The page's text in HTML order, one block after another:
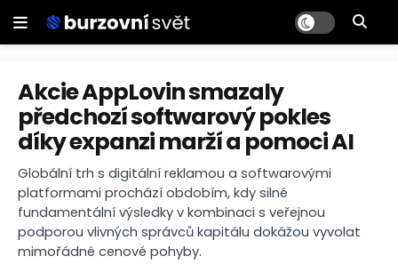
Akcie AppLovin smazaly
předchozí softwarový pokles
díky expanzi marží a pomoci AI
Globální trh s digitální reklamou a softwarovými
platformami prochází obdobím, kdy silné
fundamentální výsledky v kombinaci s veřejnou
podporou vlivných správců kapitálu dokážou vyvolat
mimořádné cenové pohyby.